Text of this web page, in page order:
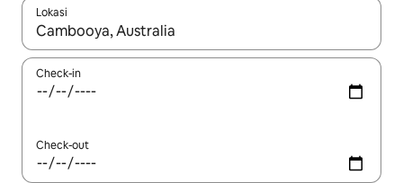
Lokasi
Jika hasil yang dicari tersedia, telusuri dengan tombol panah
Check-in
Check-out